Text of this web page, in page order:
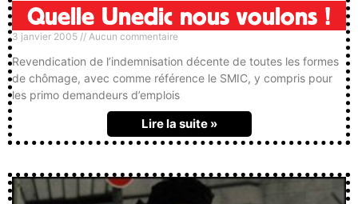
Quelle Unedic nous voulons !
3 janvier 2005 Aucun commentaire
Revendication de l’indemnisation décente de toutes les formes
de chômage, avec comme référence le SMIC, y compris pour
les primo demandeurs d’emplois
Lire la suite »